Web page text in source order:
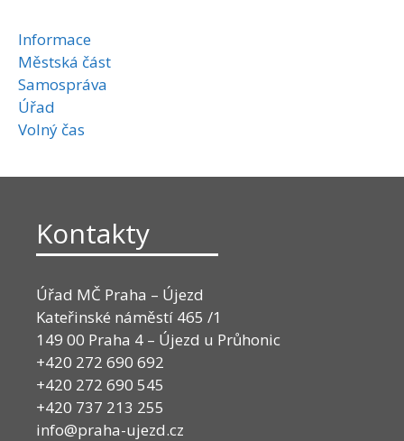
Informace
Městská část
Samospráva
Úřad
Volný čas
Kontakty
Úřad MČ Praha – Újezd
Kateřinské náměstí 465 /1
149 00 Praha 4 – Újezd u Průhonic
+420 272 690 692
+420 272 690 545
+420 737 213 255
info@praha-ujezd.cz